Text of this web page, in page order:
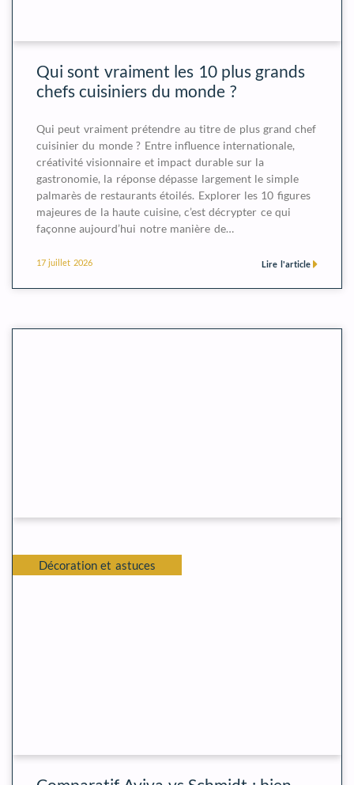
Qui sont vraiment les 10 plus grands
chefs cuisiniers du monde ?
Qui peut vraiment prétendre au titre de plus grand chef
cuisinier du monde ? Entre influence internationale,
créativité visionnaire et impact durable sur la
gastronomie, la réponse dépasse largement le simple
palmarès de restaurants étoilés. Explorer les 10 figures
majeures de la haute cuisine, c’est décrypter ce qui
façonne aujourd’hui notre manière de…
Lire l'article
17 juillet 2026
Décoration et astuces